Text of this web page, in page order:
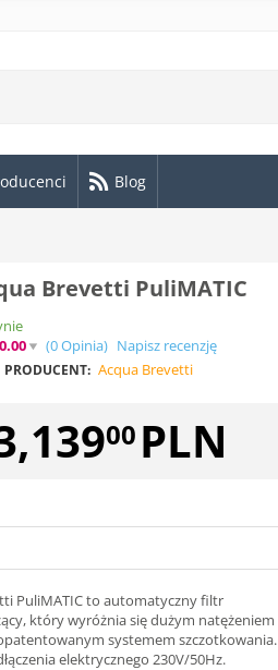
Blog
Brevetti PuliMATIC
0.00
(0Opinia) Napisz recenzję
PRODUCENT: Acqua Brevetti
00 PLN
PuliMATIC to automatyczny filtr
który wyróżnia się dużym natężeniem
systemem szczotkowania.
elektrycznego 230V/50Hz.